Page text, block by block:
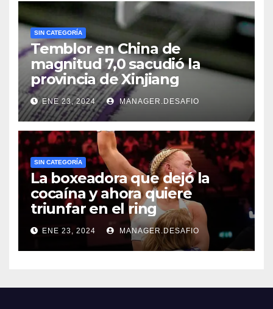
SIN CATEGORÍA
Temblor en China de
magnitud 7,0 sacudió la
provincia de Xinjiang
ENE 23, 2024 MANAGER.DESAFIO
SIN CATEGORÍA
La boxeadora que dejó la
cocaína y ahora quiere
triunfar en el ring​
ENE 23, 2024 MANAGER.DESAFIO